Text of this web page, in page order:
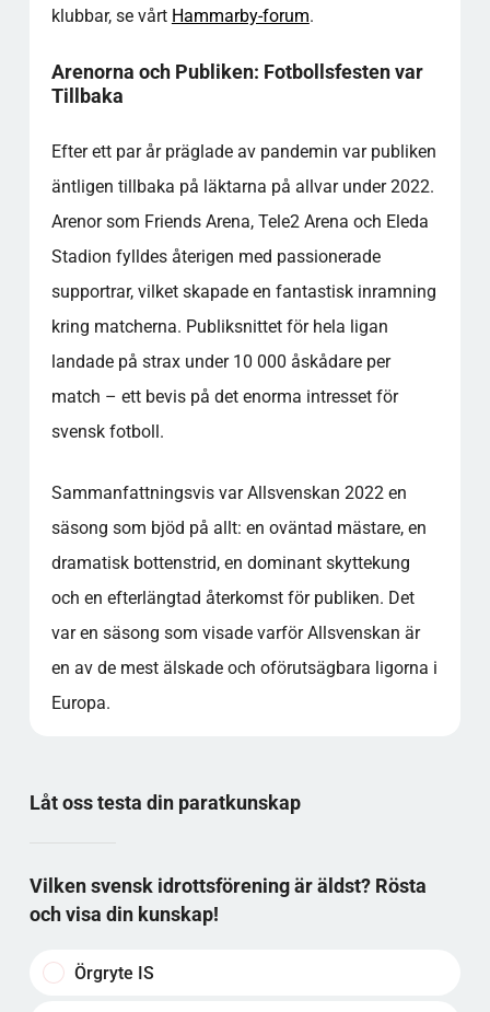
klubbar, se vårt Hammarby-forum.
Arenorna och Publiken: Fotbollsfesten var
Tillbaka
Efter ett par år präglade av pandemin var publiken
äntligen tillbaka på läktarna på allvar under 2022.
Arenor som Friends Arena, Tele2 Arena och Eleda
Stadion fylldes återigen med passionerade
supportrar, vilket skapade en fantastisk inramning
kring matcherna. Publiksnittet för hela ligan
landade på strax under 10 000 åskådare per
match – ett bevis på det enorma intresset för
svensk fotboll.
Sammanfattningsvis var Allsvenskan 2022 en
säsong som bjöd på allt: en oväntad mästare, en
dramatisk bottenstrid, en dominant skyttekung
och en efterlängtad återkomst för publiken. Det
var en säsong som visade varför Allsvenskan är
en av de mest älskade och oförutsägbara ligorna i
Europa.
Låt oss testa din paratkunskap
Vilken svensk idrottsförening är äldst? Rösta
och visa din kunskap!
Örgryte IS